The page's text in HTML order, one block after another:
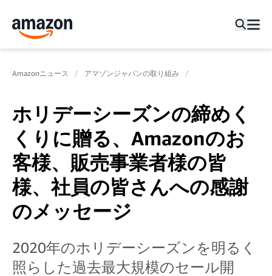
Amazonニュース アマゾンジャパンの取り組み
ホリデーシーズンの締めく
くりに贈る、Amazonのお
客様、販売事業者様の皆
様、社員の皆さんへの感謝
のメッセージ
2020年のホリデーシーズンを明るく
照らした過去最大規模のセール開